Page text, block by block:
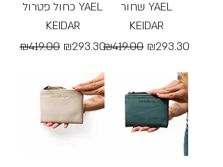
כחול פטרול YAEL
KEIDAR
Regular Price
₪419.00 Sale Price
₪293.30
שחור YAEL
KEIDAR
Regular Price
₪419.00 Sale Price
₪293.30